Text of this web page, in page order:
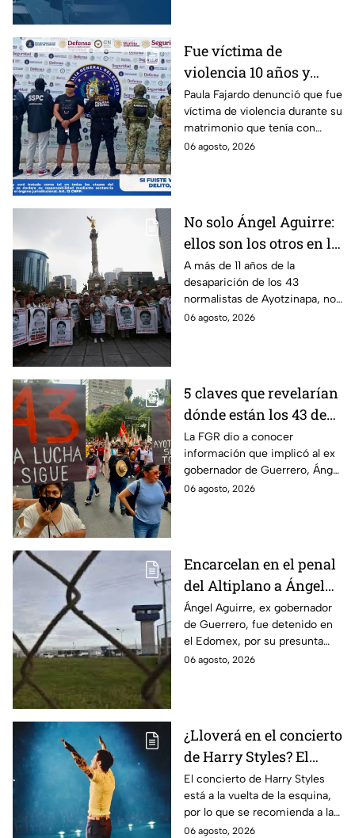
Fue víctima de
violencia 10 años y
hasta ahora detienen al
presunto agresor: el
caso de Paula Fajardo
Paula Fajardo denunció que fue
víctima de violencia durante su
matrimonio que tenía con
Jorge Francisco “N”, quien fue
06 agosto, 2026
No solo Ángel Aguirre:
ellos son los otros en la
lupa por el caso
Ayotzinapa
A más de 11 años de la
desaparición de los 43
normalistas de Ayotzinapa, no
se ha conocido el paradero de
06 agosto, 2026
5 claves que revelarían
dónde están los 43 de
Ayotzinapa tras
captura de Ángel
Aguirre, ex gobernador
de Guerrero
La FGR dio a conocer
información que implicó al ex
gobernador de Guerrero, Ángel
Aguirre, quien fue detenido
06 agosto, 2026
Encarcelan en el penal
del Altiplano a Ángel
Aguirre, ex gobernador
de Guerrero por caso
Ayotzinapa
Ángel Aguirre, ex gobernador
de Guerrero, fue detenido en
el Edomex, por su presunta
participación en la
06 agosto, 2026
¿Lloverá en el concierto
de Harry Styles? El
pronóstico del clima
para este viernes en
CDMX
El concierto de Harry Styles
está a la vuelta de la esquina,
por lo que se recomienda a las
y los fanáticos revisar el clima
06 agosto, 2026